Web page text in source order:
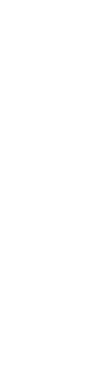
Yeni fikirler, öne
ünlülerden güzelllik
olmak için